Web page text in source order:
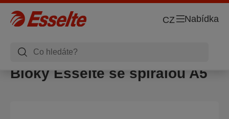
Nabídka
CZ
Bloky Esselte se spirálou A5